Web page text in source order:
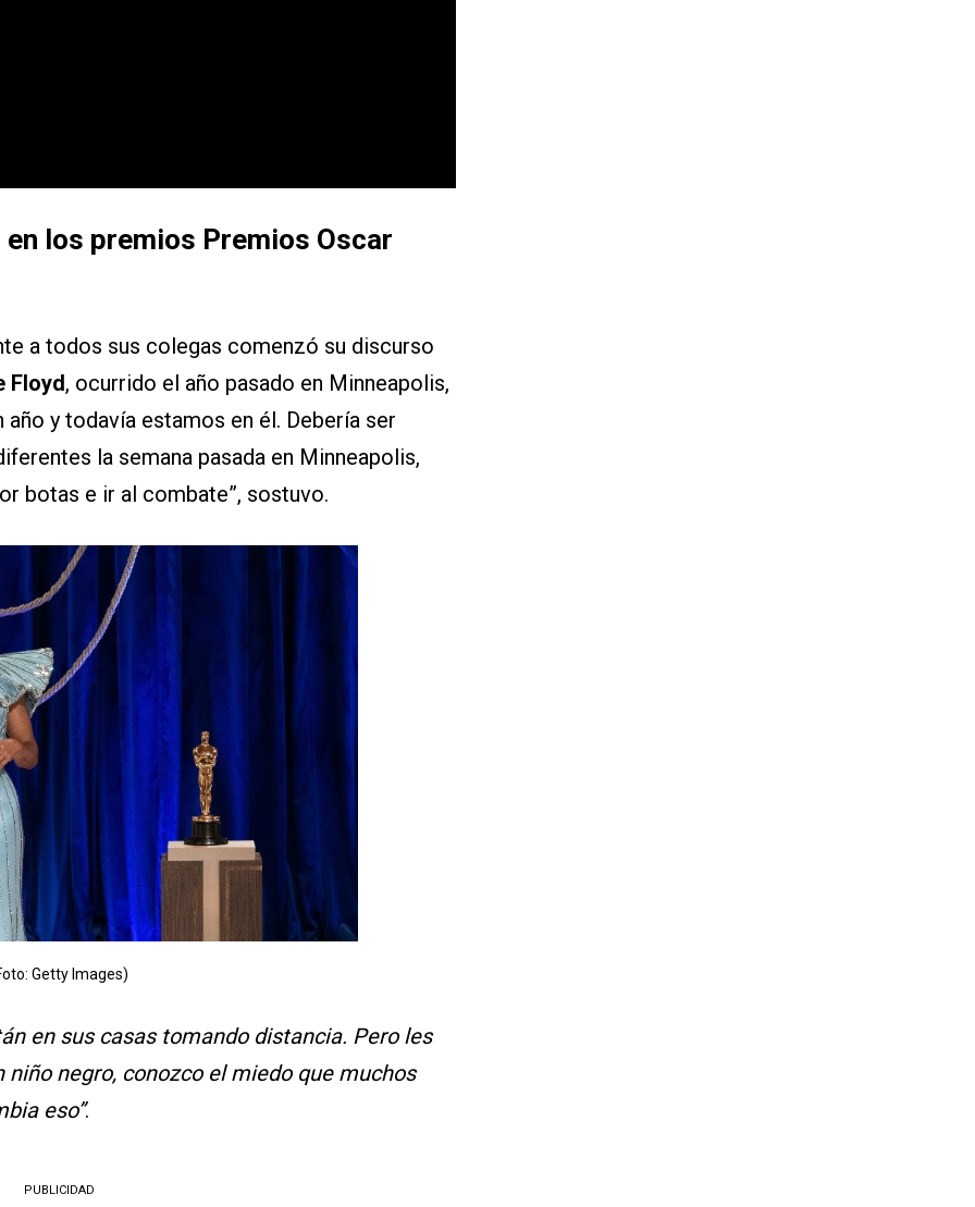
los premios Premios Oscar
a todos sus colegas comenzó su discurso
Floyd, ocurrido el año pasado en Minneapolis,
año y todavía estamos en él. Debería ser
la semana pasada en Minneapolis,
botas e ir al combate”, sostuvo.
Getty Images)
en sus casas tomando distancia. Pero les
negro, conozco el miedo que muchos
eso”.
PUBLICIDAD